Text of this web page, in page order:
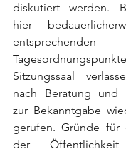
diskutiert werden.
hier
entsprechenden
Sitzungssaal
nach Beratung und
zur Bekanntgabe
gerufen. Gründe für
der